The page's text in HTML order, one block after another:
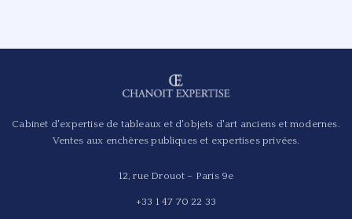
Cabinet d'expertise de tableaux et d'objets d'art anciens et modernes.
Ventes aux enchères publiques et expertises privées.
12, rue Drouot – Paris 9e
+33 1 47 70 22 33